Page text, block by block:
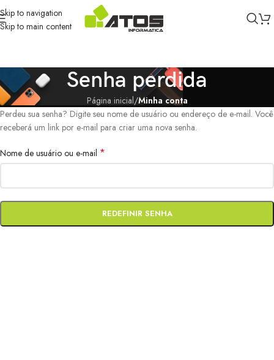
Skip to navigation
Skip to main content
Senha perdida
Página inicial/Minha conta
Perdeu sua senha? Digite seu nome de usuário ou endereço de e-mail. Você
receberá um link por e-mail para criar uma nova senha.
Nome de usuário ou e-mail *
REDEFINIR SENHA